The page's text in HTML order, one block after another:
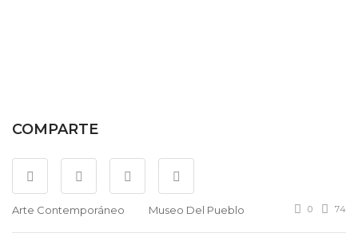
COMPARTE
Arte Contemporáneo Museo Del Pueblo 0 74